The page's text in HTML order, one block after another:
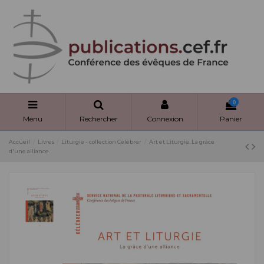
Menu Rechercher Connexion
0
Panier
Accueil Livres Liturgie - collection Célébrer
Art et Liturgie. La grâce
d'une alliance.